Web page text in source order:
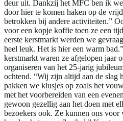
deur uit. Dankzij het MFC ben ik
door hier te komen haken op de
betrokken bij andere activiteiten.”
voor een kopje koffie toen ze een
eerste kerstmarkt werden we
heel leuk. Het is hier een warm
kerstmarkt waren ze afgelopen jaar
organiseren van het 25-jarig
ochtend. “Wij zijn altijd aan de slag
pakken we klusjes op zoals het
met het voorbereiden van een
gewoon gezellig aan het doen met
bezoekers ook. Ze kunnen ons voor